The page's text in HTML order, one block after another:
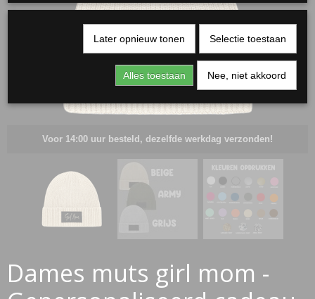
Voor 14:00 uur besteld, dezelfde werkdag verzonden!
Dames muts girl mom -
Later opnieuw tonen Selectie toestaan
Alles toestaan Nee, niet akkoord